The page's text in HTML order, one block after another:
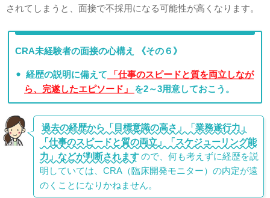
されてしまうと、面接で不採用になる可能性が高くなります。
CRA未経験者の面接の心構え 《その６》
経歴の説明に備えて
「仕事のスピードと質を両立しなが
ら、完遂したエピソード」
を2～3用意しておこう。
過去の経歴から「目標意識の高さ」「業務遂行力」
「仕事のスピードと質の両立」「スケジューリング能
力」などが判断されますので、何も考えずに経歴を説
明していては、CRA（臨床開発モニター）の内定が遠
のくことになりかねません。